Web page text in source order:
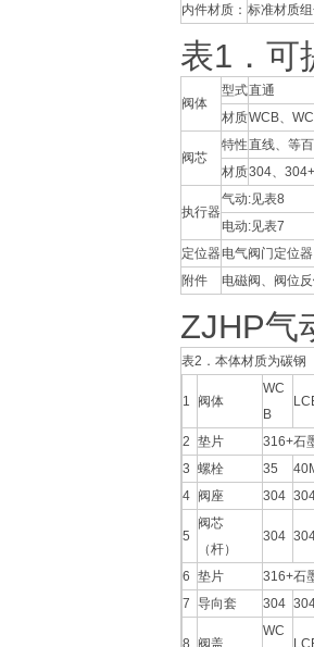
内件材质： 标准材质
表1．可
阀体
型式直通
材质WCB、
阀芯
特性直线、等
材质304、
执行器
气动:见表8
电动:见表7
定位器电气阀门定位
附件
电磁阀、阀位
ZJHP气
表2．本体材质为碳钢
1 阀体
WC
B
2 垫片
316+石
3 螺栓 35
4 阀座 304
5
阀芯
（杆）
304
6 垫片
316+石
7 导向套 304
8 阀盖
WC